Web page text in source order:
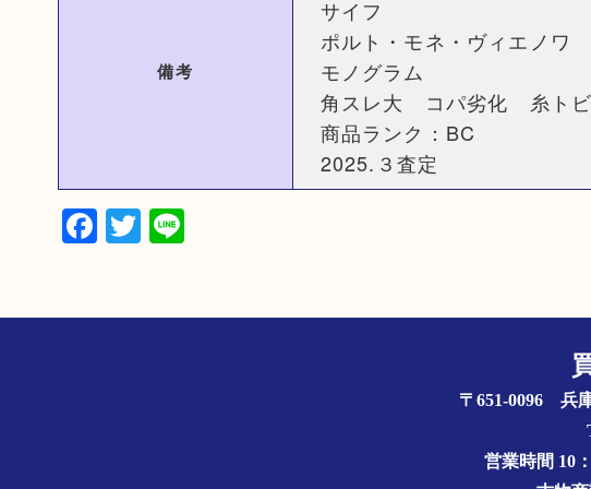
備考
サイフ
ポルト・モネ・ヴィエノワ
モノグラム
角スレ大 コパ劣化 糸トビ
商品ランク：BC
2025.３査定
Facebook
Twitter
Line
〒651-0096 兵
営業時間 10